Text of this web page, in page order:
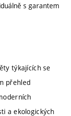
s garantem
týkajících se
přehled
a ekologických